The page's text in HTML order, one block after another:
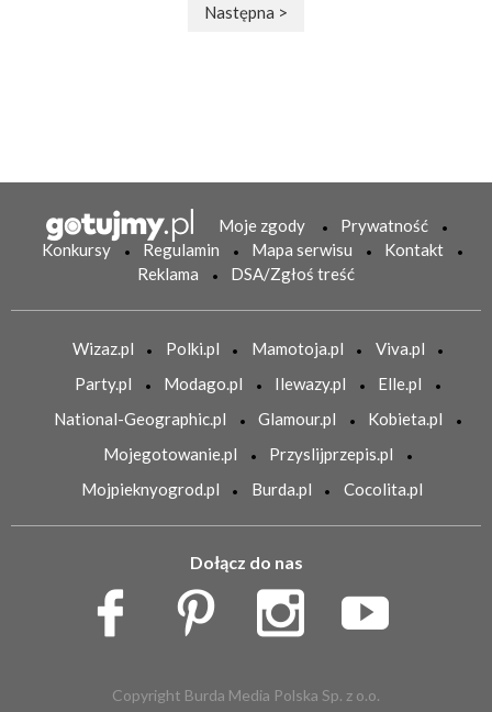
Następna >
Moje zgody
Prywatność
Konkursy
Regulamin Mapa serwisu
Kontakt
Reklama
DSA/Zgłoś treść
Wizaz.pl Polki.pl Mamotoja.pl
Viva.pl
Party.pl
Modago.pl Ilewazy.pl
Elle.pl
National-Geographic.pl
Glamour.pl
Kobieta.pl
Mojegotowanie.pl
Przyslijprzepis.pl
Mojpieknyogrod.pl
Burda.pl Cocolita.pl
Dołącz do nas
Copyright Burda Media Polska Sp. z o.o.